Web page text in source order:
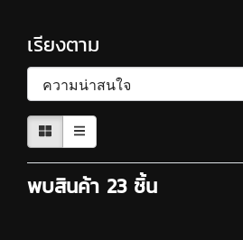
เรียงตาม
พบสินค้า 23 ชิ้น